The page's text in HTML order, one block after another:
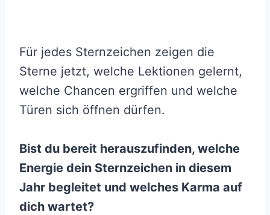
Für jedes Sternzeichen zeigen die
Sterne jetzt, welche Lektionen gelernt,
welche Chancen ergriffen und welche
Türen sich öffnen dürfen.
Bist du bereit herauszufinden, welche
Energie dein Sternzeichen in diesem
Jahr begleitet und welches Karma auf
dich wartet?